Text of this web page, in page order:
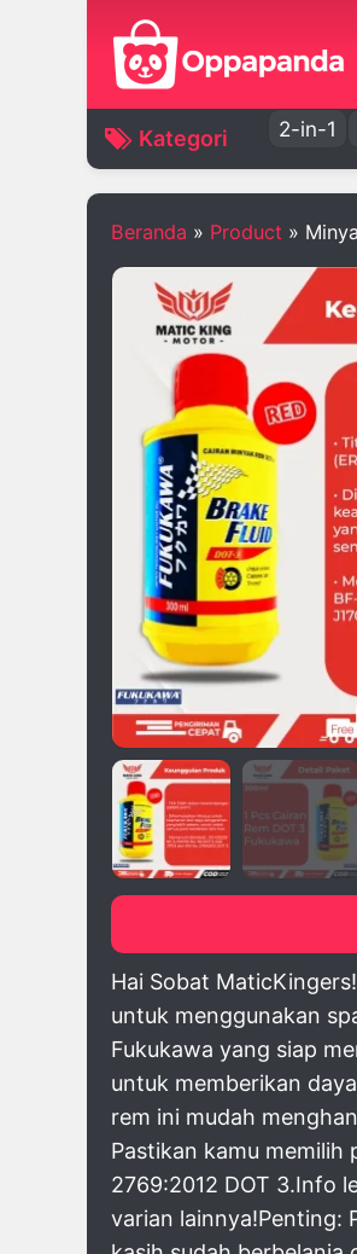
Kategori 2-in-1
Beranda » Product »
Hai Sobat
untuk menggunakan
Fukukawa yang siap
untuk memberikan
rem ini mudah
Pastikan kamu memilih
2769:2012 DOT 3.Info
varian lainnya!Penting: